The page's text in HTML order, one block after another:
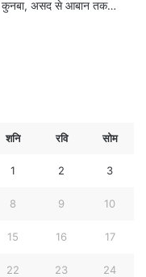
कुनबा, असद से आबान तक…
शनि रवि सोम
1 2 3
8 9 10
15 16 17
22 23 24